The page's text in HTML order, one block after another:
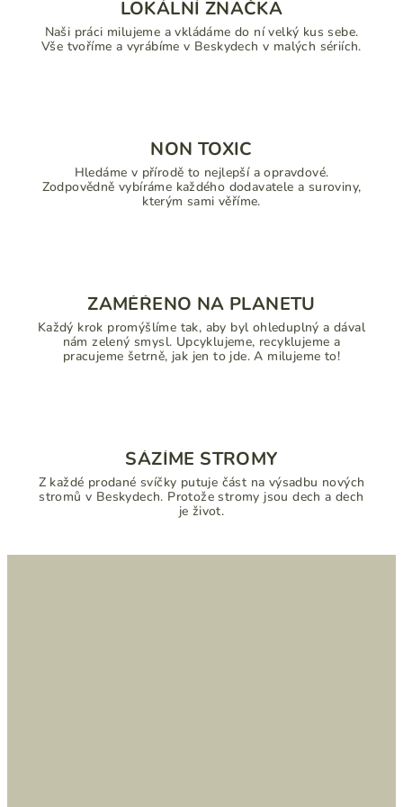
LOKÁLNÍ ZNAČKA
Naši práci milujeme a vkládáme do ní velký kus sebe.
Vše tvoříme a vyrábíme v Beskydech v malých sériích.
NON TOXIC
Hledáme v přírodě to nejlepší a opravdové.
Zodpovědně vybíráme každého dodavatele a suroviny,
kterým sami věříme.
ZAMĚŘENO NA PLANETU
Každý krok promýšlíme tak, aby byl ohleduplný a dával
nám zelený smysl. Upcyklujeme, recyklujeme a
pracujeme šetrně, jak jen to jde. A milujeme to!
SÁZÍME STROMY
Z každé prodané svíčky putuje část na výsadbu nových
stromů v Beskydech. Protože stromy jsou dech a dech
je život.